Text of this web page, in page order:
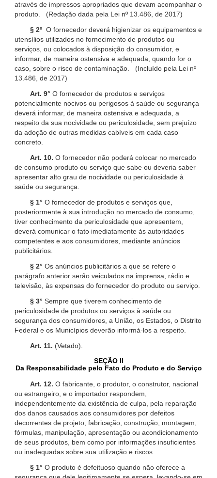
através de impressos apropriados que devam acompanhar o
produto. (Redação dada pela Lei nº 13.486, de 2017)
§ 2º O fornecedor deverá higienizar os equipamentos e
utensílios utilizados no fornecimento de produtos ou
serviços, ou colocados à disposição do consumidor, e
informar, de maneira ostensiva e adequada, quando for o
caso, sobre o risco de contaminação. (Incluído pela Lei nº
13.486, de 2017)
Art. 9° O fornecedor de produtos e serviços
potencialmente nocivos ou perigosos à saúde ou segurança
deverá informar, de maneira ostensiva e adequada, a
respeito da sua nocividade ou periculosidade, sem prejuízo
da adoção de outras medidas cabíveis em cada caso
concreto.
Art. 10. O fornecedor não poderá colocar no mercado
de consumo produto ou serviço que sabe ou deveria saber
apresentar alto grau de nocividade ou periculosidade à
saúde ou segurança.
§ 1° O fornecedor de produtos e serviços que,
posteriormente à sua introdução no mercado de consumo,
tiver conhecimento da periculosidade que apresentem,
deverá comunicar o fato imediatamente às autoridades
competentes e aos consumidores, mediante anúncios
publicitários.
§ 2° Os anúncios publicitários a que se refere o
parágrafo anterior serão veiculados na imprensa, rádio e
televisão, às expensas do fornecedor do produto ou serviço.
§ 3° Sempre que tiverem conhecimento de
periculosidade de produtos ou serviços à saúde ou
segurança dos consumidores, a União, os Estados, o Distrito
Federal e os Municípios deverão informá-los a respeito.
Art. 11. (Vetado).
SEÇÃO II
Da Responsabilidade pelo Fato do Produto e do Serviço
Art. 12. O fabricante, o produtor, o construtor, nacional
ou estrangeiro, e o importador respondem,
independentemente da existência de culpa, pela reparação
dos danos causados aos consumidores por defeitos
decorrentes de projeto, fabricação, construção, montagem,
fórmulas, manipulação, apresentação ou acondicionamento
de seus produtos, bem como por informações insuficientes
ou inadequadas sobre sua utilização e riscos.
§ 1° O produto é defeituoso quando não oferece a